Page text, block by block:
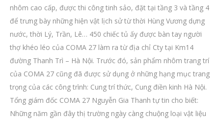
nhôm cao cấp, được thi công tinh sảo, đặt tại tầng 3 và tầng 4
để trưng bày những hiện vật lịch sử từ thời Hùng Vương dựng
nước, thời Lý, Trần, Lê… 450 chiếc tủ ấy được bàn tay người
thợ khéo léo của COMA 27 làm ra từ địa chỉ Cty tại Km14
đường Thanh Trì – Hà Nội. Trước đó, sản phẩm nhôm trang trí
của COMA 27 cũng đã được sử dụng ở những hạng mục trang
trọng của các công trình: Cung trí thức, Cung điền kinh Hà Nội.
Tổng giám đốc COMA 27 Nguyễn Gia Thanh tự tin cho biết:
Những năm gần đây thị trường ngày càng chuộng loại vật liệu